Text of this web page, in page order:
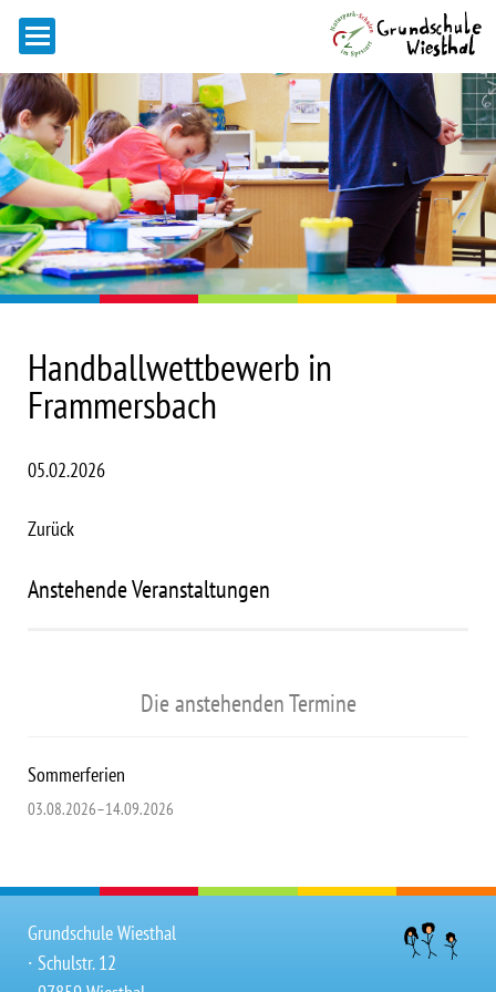
Handballwettbewerb in
Frammersbach
05.02.2026
Zurück
Anstehende Veranstaltungen
Die anstehenden Termine
Sommerferien
03.08.2026–14.09.2026
Grundschule Wiesthal
∙ Schulstr. 12